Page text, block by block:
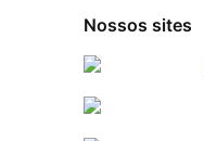
Nossos sites